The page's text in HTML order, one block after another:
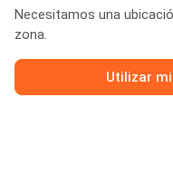
Necesitamos una
zona.
Utilizar